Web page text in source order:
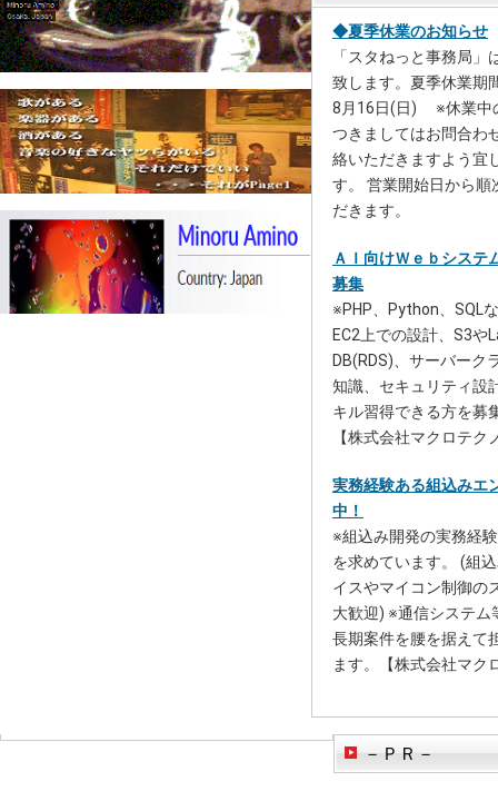
◆夏季休業のお知らせ
「スタねっと事務局」
致します。夏季休業期
8月16日(日) ※休業中
つきましてはお問合わ
絡いただきますよう宜
す。 営業開始日から順
だきます。
ＡＩ向けＷｅｂシステ
募集
※PHP、Python、SQL
EC2上での設計、S3や
DB(RDS)、サーバーク
知識、セキュリティ設
キル習得できる方を募
【株式会社マクロテク
実務経験ある組込みエ
中！
※組込み開発の実務経
を求めています。 (組
イスやマイコン制御の
大歓迎) ※通信システム
長期案件を腰を据えて
ます。【株式会社マク
－ＰＲ－